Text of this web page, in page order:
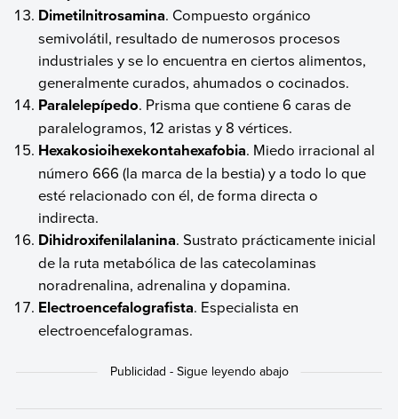
Dimetilnitrosamina. Compuesto orgánico
semivolátil, resultado de numerosos procesos
industriales y se lo encuentra en ciertos alimentos,
generalmente curados, ahumados o cocinados.
Paralelepípedo. Prisma que contiene 6 caras de
paralelogramos, 12 aristas y 8 vértices.
Hexakosioihexekontahexafobia. Miedo irracional al
número 666 (la marca de la bestia) y a todo lo que
esté relacionado con él, de forma directa o
indirecta.
Dihidroxifenilalanina. Sustrato prácticamente inicial
de la ruta metabólica de las catecolaminas
noradrenalina, adrenalina y dopamina.
Electroencefalografista. Especialista en
electroencefalogramas.